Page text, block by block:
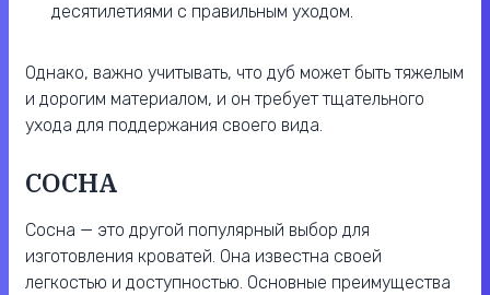
десятилетиями с правильным уходом.
Однако, важно учитывать, что дуб может быть тяжелым
и дорогим материалом, и он требует тщательного
ухода для поддержания своего вида.
СОСНА
Сосна — это другой популярный выбор для
изготовления кроватей. Она известна своей
легкостью и доступностью. Основные преимущества